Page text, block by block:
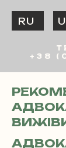
+38
RU